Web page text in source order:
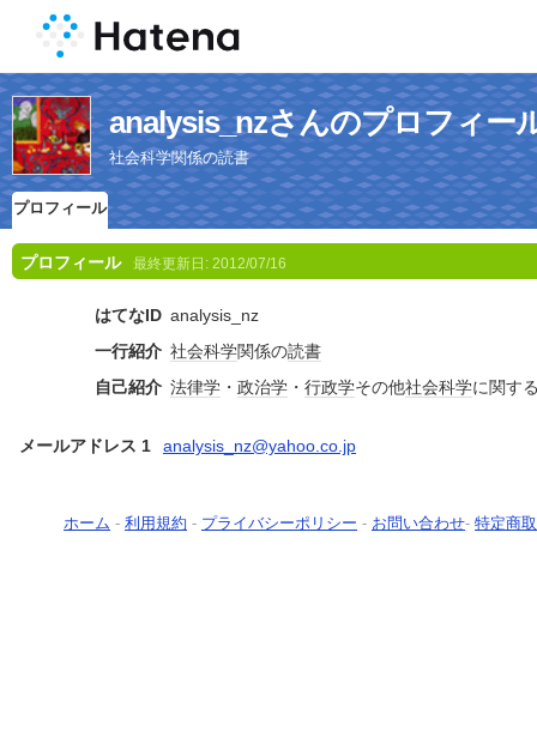
analysis_nzさんのプロフィー
社会科学関係の読書
プロフィール
プロフィール 最終更新日: 2012/07/16
はてなID analysis_nz
一行紹介 社会科学関係の読書
自己紹介 法律学 ・ 政治学 ・ 行政学その他社会科学に関す
メールアドレス 1 analysis_nz@yahoo.co.jp
ホーム - 利用規約 - プライバシーポリシー - お問い合わせ- 特定商